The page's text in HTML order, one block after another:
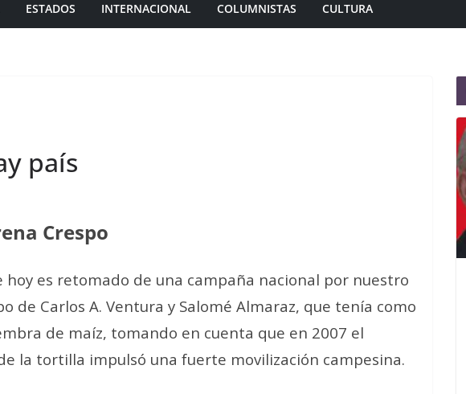
ESTADOS INTERNACIONAL COLUMNISTAS CULTURA
país
Crespo
es retomado de una campaña nacional por nuestro
de Carlos A. Ventura y Salomé Almaraz, que tenía como
de maíz, tomando en cuenta que en 2007 el
la tortilla impulsó una fuerte movilización campesina.